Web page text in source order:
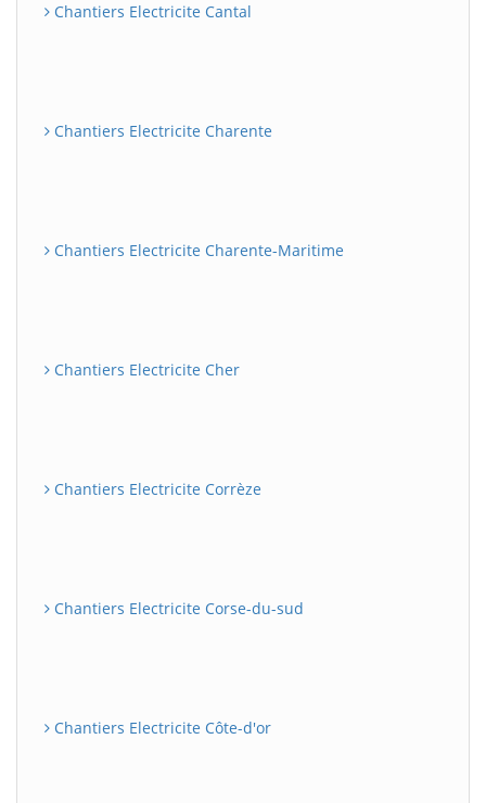
Chantiers Electricite Cantal
Chantiers Electricite Charente
Chantiers Electricite Charente-Maritime
Chantiers Electricite Cher
Chantiers Electricite Corrèze
Chantiers Electricite Corse-du-sud
Chantiers Electricite Côte-d'or